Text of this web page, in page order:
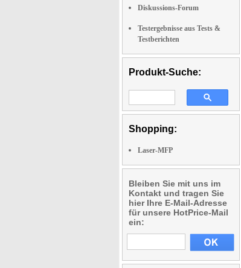
Diskussions-Forum
Testergebnisse aus Tests &
Testberichten
Produkt-Suche:
Shopping:
Laser-MFP
Bleiben Sie mit uns im
Kontakt und tragen Sie
hier Ihre E-Mail-Adresse
für unsere HotPrice-Mail
ein: